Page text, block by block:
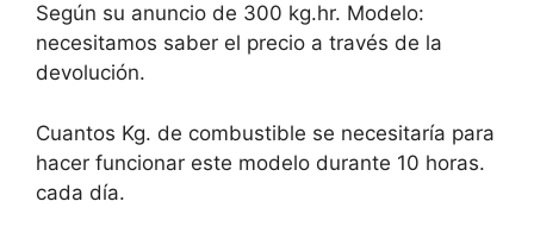
Según su anuncio de 300 kg.hr. Modelo:
necesitamos saber el precio a través de la
devolución.
Cuantos Kg. de combustible se necesitaría para
hacer funcionar este modelo durante 10 horas.
cada día.